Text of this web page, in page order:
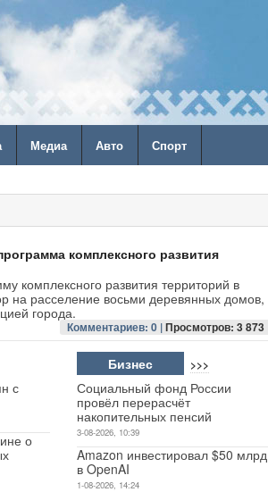
Медиа Авто Спорт
комплексного развития
комплексного развития территорий в
на расселение восьми деревянных домов,
города.
Комментариев: 0 |Просмотров: 3 873
с
о
Бизнес >>>
Социальный фонд России
провёл перерасчёт
накопительных пенсий
3-08-2026, 10:39
Amazon инвестировал $50 млрд
в OpenAI
1-08-2026, 14:24